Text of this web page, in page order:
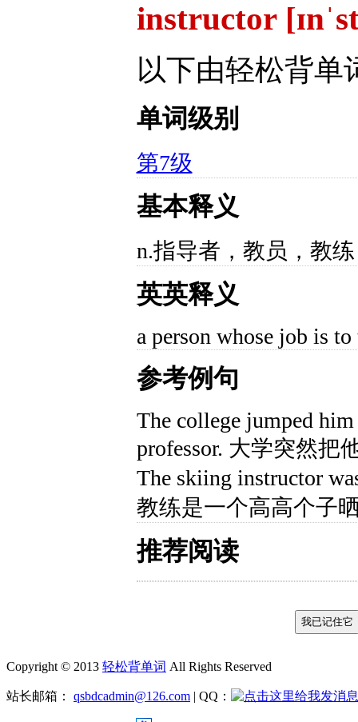
instructor
以下由轻松背单
单词级别
第7级
基本释义
n.指导者，教员，教练
英英释义
a person whose job is
参考例句
The college jumped
professor. 大学突然把
The skiing instructor
教练是一个高高个子
推荐阅读
Copyright © 2013 轻松背单词 All Rights Reserved
站长邮箱： qsbdcadmin@126.com | QQ：